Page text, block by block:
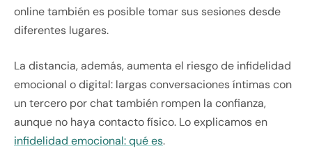
online también es posible tomar sus sesiones desde
diferentes lugares.
La distancia, además, aumenta el riesgo de infidelidad
emocional o digital: largas conversaciones íntimas con
un tercero por chat también rompen la confianza,
aunque no haya contacto físico. Lo explicamos en
infidelidad emocional: qué es.